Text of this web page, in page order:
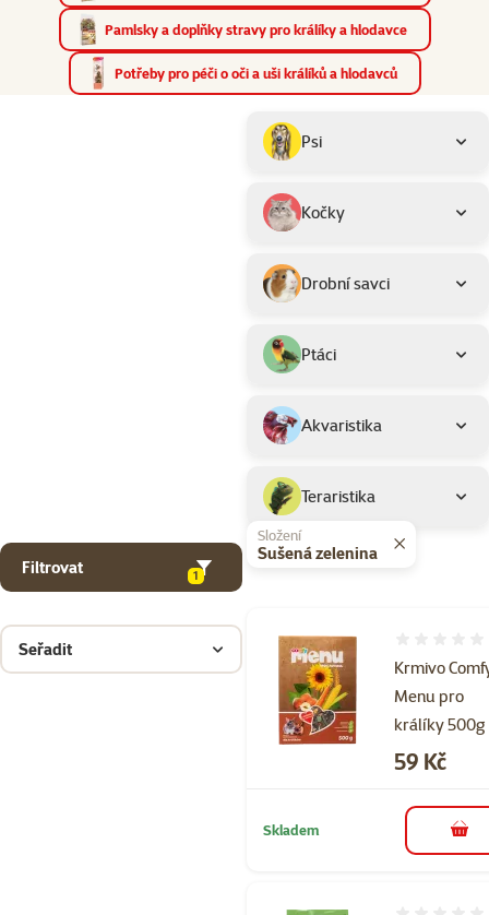
Pamlsky a doplňky stravy pro králíky a hlodavce
Potřeby pro péči o oči a uši králíků a hlodavců
Podkategorie
Psi
Kočky
Drobní savci
Ptáci
Akvaristika
Teraristika
Filtrovat 1
Složení
Sušená zelenina
Seřadit
Krmivo
Menu pro
králíky 500g
Cena
59 Kč
Skladem do